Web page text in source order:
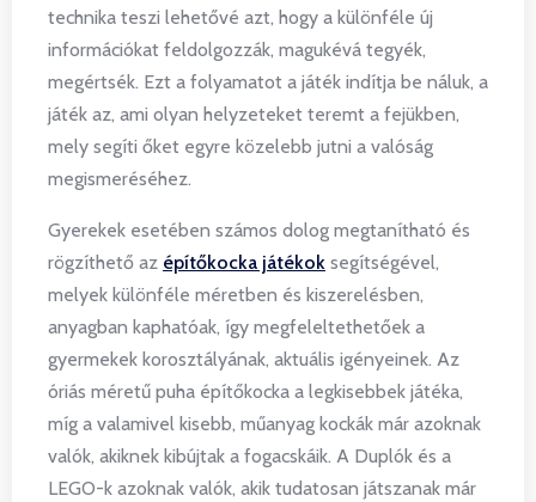
technika teszi lehetővé azt, hogy a különféle új
információkat feldolgozzák, magukévá tegyék,
megértsék. Ezt a folyamatot a játék indítja be náluk, a
játék az, ami olyan helyzeteket teremt a fejükben,
mely segíti őket egyre közelebb jutni a valóság
megismeréséhez.
Gyerekek esetében számos dolog megtanítható és
rögzíthető az építőkocka játékok segítségével,
melyek különféle méretben és kiszerelésben,
anyagban kaphatóak, így megfeleltethetőek a
gyermekek korosztályának, aktuális igényeinek. Az
óriás méretű puha építőkocka a legkisebbek játéka,
míg a valamivel kisebb, műanyag kockák már azoknak
valók, akiknek kibújtak a fogacskáik. A Duplók és a
LEGO-k azoknak valók, akik tudatosan játszanak már